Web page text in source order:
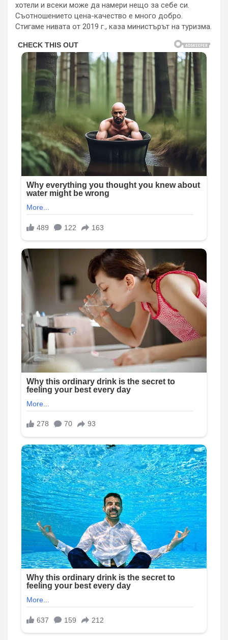
хотели и всеки може да намери нещо за себе си.
Съотношението цена-качество е много добро.
Стигаме нивата от 2019 г., каза министърът на туризма.